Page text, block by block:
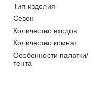
Тип изделия
Сезон
Количество входов
Количество комнат
Особенности палатки/
тента